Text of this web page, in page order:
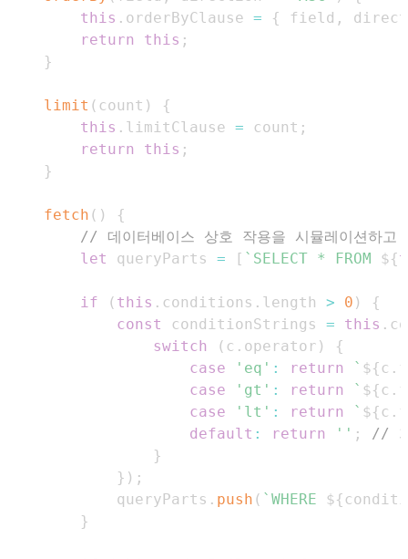
this . orderByClause = { field ,
return
this ;
}
limit ( count )
{
this . limitClause = count ;
return
this ;
}
fetch ( )
{
// 데이터베이스 상호 작용을 시뮬레이션하고
let
queryParts = [ ` SELECT * FROM ${
if ( this . conditions . length > 0 )
{
const
conditionStrings = this .
switch
( c . operator )
{
case
'eq' : return ` ${ c .
case
'gt' : return ` ${ c .
case
'lt' : return ` ${ c .
default : return '' ;
//
}
} ) ;
            queryParts
. push ( ` WHERE ${
}